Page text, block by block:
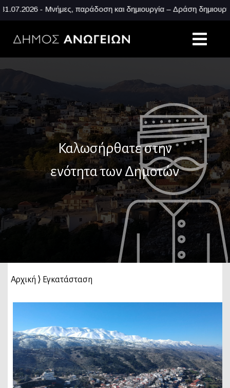
- Μνήμες, παράδοση και δημιουργία – Δράση
Καλωσήρθατε στην
ενότητα των Δημοτών
Αρχική ⟩ Εγκατάσταση